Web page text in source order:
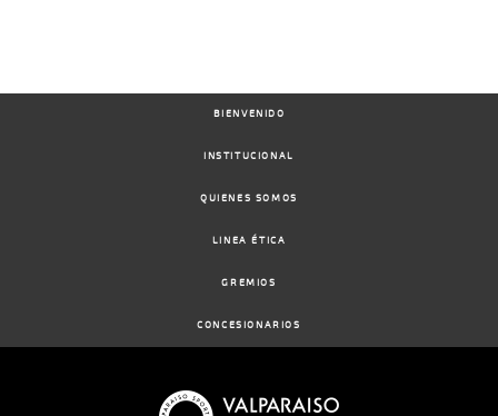
BIENVENIDO
INSTITUCIONAL
QUIENES SOMOS
LINEA ÉTICA
GREMIOS
CONCESIONARIOS